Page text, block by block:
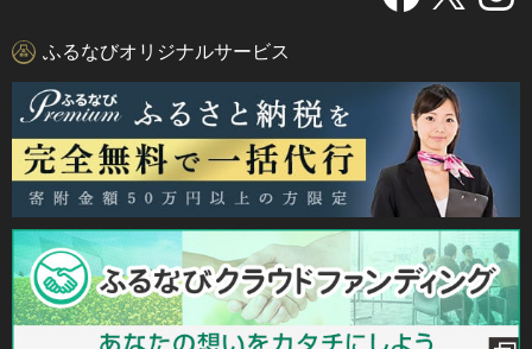
ふるなびオリジナルサービス